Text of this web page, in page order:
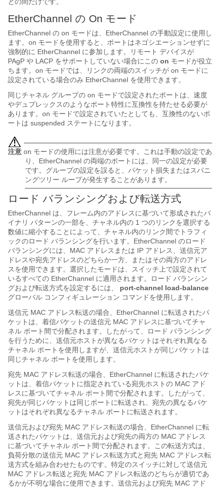
EtherChannel の On モード
EtherChannel の on モードは、EtherChannel の手動設定に使用し
ます。on モードを使用すると、ポートはネゴシエーションせずに
強制的に EtherChannel に参加します。リモート デバイスが
PAgP や LACP をサポートしていない場合にこの on モードが役立
ちます。on モードでは、リンクの両端のスイッチが on モードに
設定されている場合のみ EtherChannel を使用できます。
同じチャネル グループの on モードで設定されたポートは、速度
やデュプレックスのようなポート特性に互換性を持たせる必要が
あります。on モードで設定されていたとしても、互換性のないポ
ートは suspended ステートになります。
注意 on モードの使用には注意が必要です。これは手動の設定であ
り、EtherChannel の両端のポートには、同一の設定が必要
です。グループの設定を誤ると、パケット損失またはスパニ
ングツリー ループが発生することがあります。
ロード バランシングおよび転送方式
EtherChannel は、フレーム内のアドレスに基づいて形成されたバ
イナリ パターンの一部を、チャネル内の 1 つのリンクを選択する
数値に縮小することによって、チャネル内のリンク間でトラフィ
ックのロード バランシングを行います。EtherChannel のロード
バランシングには、MAC アドレスまたは IP アドレス、送信元ア
ドレスや宛先アドレスのどちらか一方、またはその両方のアドレ
スを使用できます。選択したモードは、スイッチ上で設定されて
いるすべての EtherChannel に適用されます。ロード バランシン
グおよび転送方式を設定するには、
port-channel load-balance
グローバル コンフィギュレーション コマンドを使用します。
送信元 MAC アドレス転送の場合 、EtherChannel に転送されたパ
ケットは、着信パケットの送信元 MAC アドレスに基づいてチャ
ネル ポート間で分配されます。したがって、ロード バランシング
を行うために、送信元ホストが異なるパケットはそれぞれ異なる
チャネル ポートを使用しますが、送信元ホストが同じパケットは
同じチャネル ポートを使用します。
宛先 MAC アドレス転送の場合 、EtherChannel に転送されたパケ
ットは、着信パケットに指定されている宛先ホストの MAC アド
レスに基づいてチャネル ポート間で分配されます。したがって、
宛先が同じパケットは同じポートに転送され、宛先の異なるパケ
ットはそれぞれ異なるチャネル ポートに転送されます。
送信元および宛先 MAC アドレス転送の場合、EtherChannel に転
送されたパケットは、送信元および宛先の両方の MAC アドレス
に基づいてチャネル ポート間で分配されます。この転送方式は、
負荷分散の送信元 MAC アドレス転送方式と宛先 MAC アドレス転
送方式を組み合わせたものです。特定のスイッチに対して送信元
MAC アドレス転送と宛先 MAC アドレス転送のどちらが適切であ
るかが不明な場合に使用できます。送信元および宛先 MAC アド